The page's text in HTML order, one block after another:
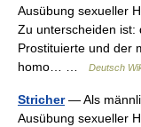
Ausübung sexueller
Zu unterscheiden ist:
Prostituierte und der
homo… …
Deutsch
Stricher— Als
Ausübung sexueller